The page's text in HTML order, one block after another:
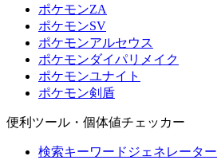
ポケモンZA
ポケモンSV
ポケモンアルセウス
ポケモンダイパリメイク
ポケモンユナイト
ポケモン剣盾
便利ツール・個体値チェッカー
検索キーワードジェネレーター